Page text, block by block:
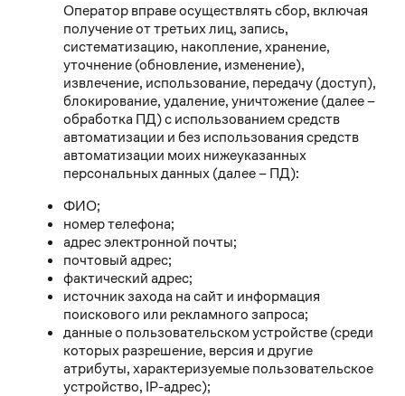
Оператор вправе осуществлять сбор, включая
получение от третьих лиц, запись,
систематизацию, накопление, хранение,
уточнение (обновление, изменение),
извлечение, использование, передачу (доступ),
блокирование, удаление, уничтожение (далее –
обработка ПД) с использованием средств
автоматизации и без использования средств
автоматизации моих нижеуказанных
персональных данных (далее – ПД):
ФИО;
номер телефона;
адрес электронной почты;
почтовый адрес;
фактический адрес;
источник захода на сайт и информация
поискового или рекламного запроса;
данные о пользовательском устройстве (среди
которых разрешение, версия и другие
атрибуты, характеризуемые пользовательское
устройство, IP-адрес);